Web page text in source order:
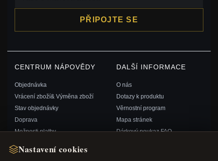
Nastavení cookies
PŘIPOJTE SE
CENTRUM NÁPOVĚDY
Objednávka
Vrácení zboží& Výměna zboží
Stav objednávky
Doprava
Možnosti platby
Kontaktujte nás
DALŠÍ INFORMACE
O nás
Dotazy k produktu
Věrnostní program
Mapa stránek
Dárkový poukaz FAQ